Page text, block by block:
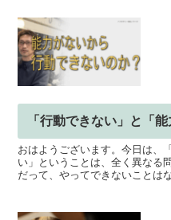
「行動できない」と「
おはようございます。今日は、
い」ということは、全く異なる
だって、やってできないことは